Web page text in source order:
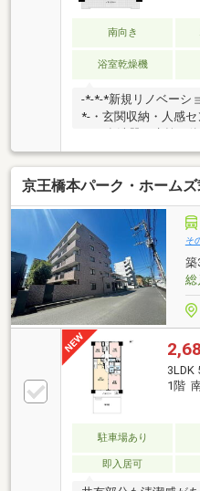
南向き
浴室乾燥機
-*-*-*新規リノベーシ
*-・玄関収納・人感
（浴室乾燥機付）・
栓 ・ウォシュレッ
貼替（クロス・フロ
ターサービス保証付
*-*-*-*-*-*-*-*-*-*-
京王橋本パーク・ホーム
そ
築
総
3LDK
1階
駐車場あり
即入居可